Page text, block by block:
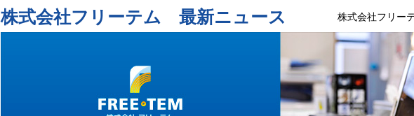
株式会社フリーテム 最新ニュース 株式会社フリー